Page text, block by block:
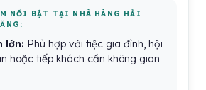
NỔI BẬT TẠI NHÀ HÀNG HẢI
lớn: Phù hợp với tiệc gia đình, hội
hoặc tiếp khách cần không gian